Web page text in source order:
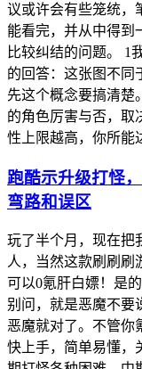
议或许会有些笼统，
能看完，并从中得到
比较纠结的问题。 1
的回答：这张图不同
先这个概念要搞清楚
的角色厉害与否，取
性上限越高，你所能
跑酷示升级打怪
弯路和误区
玩了半个月，现在把
人，当然这款刷刷刷
可以0氪肝白嫖！是
别问，就是恶魔不要
恶魔就对了。不管你
快上手，简单易懂，